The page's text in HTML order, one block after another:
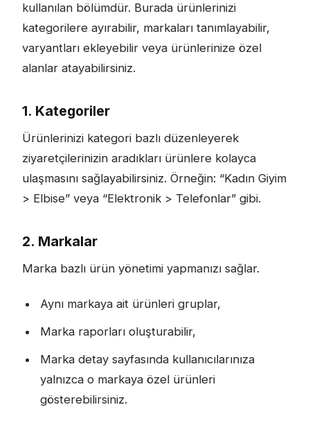
kullanılan bölümdür. Burada ürünlerinizi
kategorilere ayırabilir, markaları tanımlayabilir,
varyantları ekleyebilir veya ürünlerinize özel
alanlar atayabilirsiniz.
1. Kategoriler
Ürünlerinizi kategori bazlı düzenleyerek
ziyaretçilerinizin aradıkları ürünlere kolayca
ulaşmasını sağlayabilirsiniz. Örneğin: “Kadın Giyim
> Elbise” veya “Elektronik > Telefonlar” gibi.
2. Markalar
Marka bazlı ürün yönetimi yapmanızı sağlar.
Aynı markaya ait ürünleri gruplar,
Marka raporları oluşturabilir,
Marka detay sayfasında kullanıcılarınıza
yalnızca o markaya özel ürünleri
gösterebilirsiniz.